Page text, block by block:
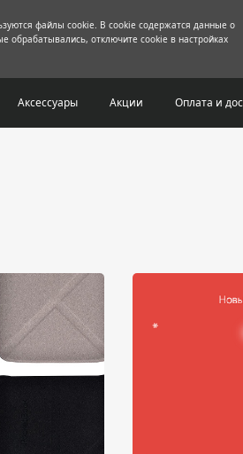
файлы cookie. В cookie содержатся данные о
обрабатывались, отключите cookie в настройках
Аксессуары Акции Оплата и